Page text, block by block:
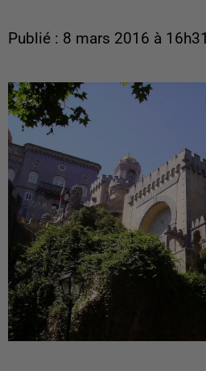
Publié : 8 mars 2016 à 16h31